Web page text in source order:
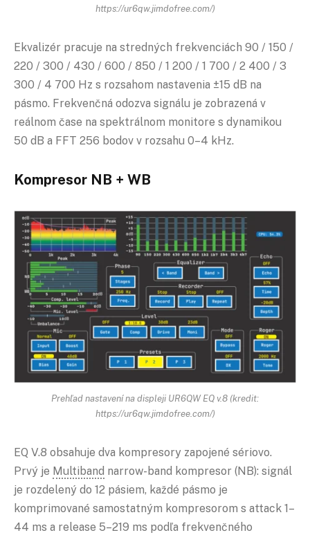
https://ur6qw.jimdofree.com/)
Ekvalizér pracuje na stredných frekvenciách 90 / 150 /
220 / 300 / 430 / 600 / 850 / 1 200 / 1 700 / 2 400 / 3
300 / 4 700 Hz s rozsahom nastavenia ±15 dB na
pásmo. Frekvenčná odozva signálu je zobrazená v
reálnom čase na spektrálnom monitore s dynamikou
50 dB a FFT 256 bodov v rozsahu 0–4 kHz.
Kompresor NB + WB
Prehľad nastavení na displeji UR6QW EQ v.8 (kredit:
https://ur6qw.jimdofree.com/)
EQ V.8 obsahuje dva kompresory zapojené sériovo.
Prvý je Multiband narrow-band kompresor (NB): signál
je rozdelený do 12 pásiem, každé pásmo je
komprimované samostatným kompresorom s attack 1–
44 ms a release 5–219 ms podľa frekvenčného